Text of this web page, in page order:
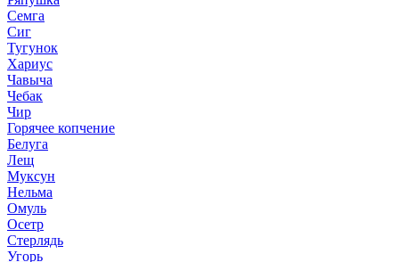
Семга
Сиг
Тугунок
Хариус
Чавыча
Чебак
Чир
Горячее копчение
Белуга
Лещ
Муксун
Нельма
Омуль
Осетр
Стерлядь
Угорь